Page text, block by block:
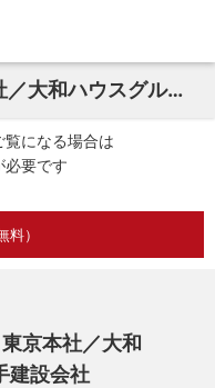
【経営企画・M＆A】東京本社／大和ハウスグループの大手建設会社
になる場合は
必要です
）
京本社／大和
建設会社